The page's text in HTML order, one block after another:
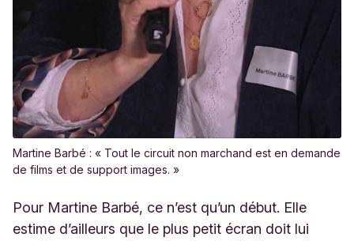
Martine Barbé : « Tout le circuit non marchand est en demande
de films et de support images. »
Pour Martine Barbé, ce n’est qu’un début. Elle
estime d’ailleurs que le plus petit écran doit lui